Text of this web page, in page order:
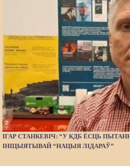
ІГАР СТАНКЕВІЧ: “У КДБ ЁСЦЬ
ІНІЦЫЯТЫВАЙ “НАЦЫЯ ЛІДАРАЎ”